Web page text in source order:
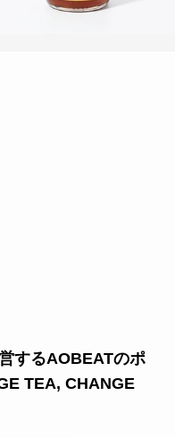
するAOBEATのポ
TEA, CHANGE